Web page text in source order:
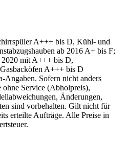
A+++ bis D, Kühl- und
ab 2016 A+ bis F;
mit A+++ bis D,
A+++ bis D
Angaben. Sofern nicht anders
ohne Service (Abholpreis),
Änderungen,
sind vorbehalten. Gilt nicht für
erteilte Aufträge. Alle Preise in